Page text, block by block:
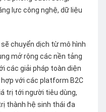
lực công nghệ, dữ liệu
chuyển dịch từ mô hình
mở rộng các nền tảng
các giải pháp toàn diện
với các platform B2C
trị tới người tiêu dùng,
thành hệ sinh thái đa